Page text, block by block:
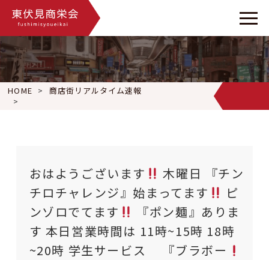
HOME
商店街リアルタイム速報
木曜日 『チンチロチャレンジ』始まって
おはようございます
木曜日 『チン
チロチャレンジ』始まってます
ピ
ンゾロでてます
『ポン麺』ありま
す 本日営業時間は 11時~15時 18時
~20時 学生サービス 『ブラボー